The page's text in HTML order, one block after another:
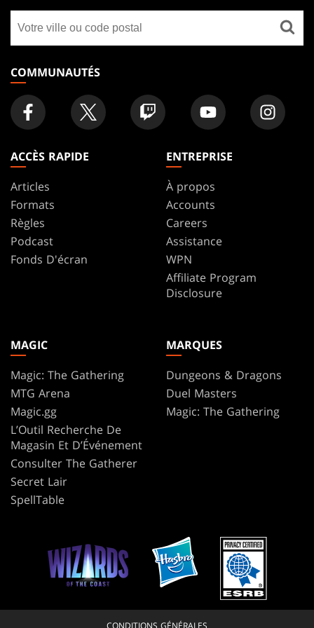
GATHERING
FOOTER
un
magasin
COMMUNAUTÉS
ACCÈS RAPIDE
Articles
Formats
Règles
Podcast
Fonds D'écran
ENTREPRISE
À propos
Accounts
Careers
Assistance
WPN
Affiliate Program
Disclosure
MAGIC
Magic: The Gathering
MTG Arena
Magic.gg
L’Outil Recherche De
Magasin Et D’Événement
Consulter The Gatherer
Secret Lair
SpellTable
MARQUES
Dungeons & Dragons
Duel Masters
Magic: The Gathering